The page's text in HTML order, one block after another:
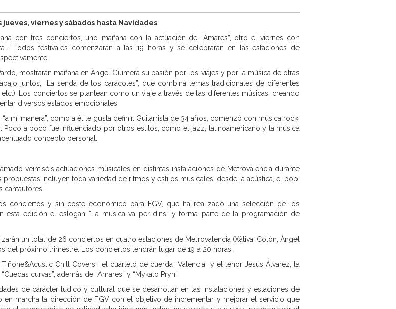
viernes y sábados hasta Navidades
con tres conciertos, uno mañana con la actuación de “Amares”, otro el viernes con
. Todos festivales comenzarán a las 19 horas y se celebrarán en las estaciones de
mostrarán mañana en Àngel Guimerà su pasión por los viajes y por la música de otras
juntos, “La senda de los caracoles”, que combina temas tradicionales de diferentes
Los conciertos se plantean como un viaje a través de las diferentes músicas, creando
diversos estados emocionales.
mi manera”, como a él le gusta definir. Guitarrista de 34 años, comenzó con música rock,
a poco fue influenciado por otros estilos, como el jazz, latinoamericano y la música
concepto personal.
veintiséis actuaciones musicales en distintas instalaciones de Metrovalencia durante
incluyen toda variedad de ritmos y estilos musicales, desde la acústica, el pop,
conciertos y sin coste económico para FGV, que ha realizado una selección de los
esta edición el eslogan “La música va per dins” y forma parte de la programación de
un total de 26 conciertos en cuatro estaciones de Metrovalencia (Xàtiva, Colón, Àngel
del próximo trimestre. Los conciertos tendrán lugar de 19 a 20 horas.
Chill Covers”, el cuarteto de cuerda “Valencia” y el tenor Jesús Álvarez, la
curvas”, además de “Amares” y “Mykalo Pryn”.
de carácter lúdico y cultural que se desarrollan en las instalaciones y estaciones de
en marcha la dirección de FGV con el objetivo de incrementar y mejorar el servicio que